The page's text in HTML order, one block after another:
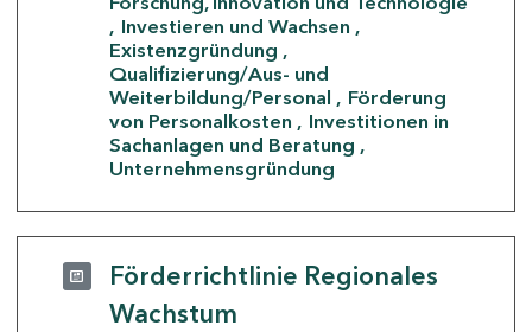
Investieren und Wachsen
Existenzgründung
Qualifizierung/Aus- und
Weiterbildung/Personal
Förderung
von Personalkosten
Investitionen in
Sachanlagen und Beratung
Unternehmensgründung
Förderrichtlinie Regionales
Wachstum